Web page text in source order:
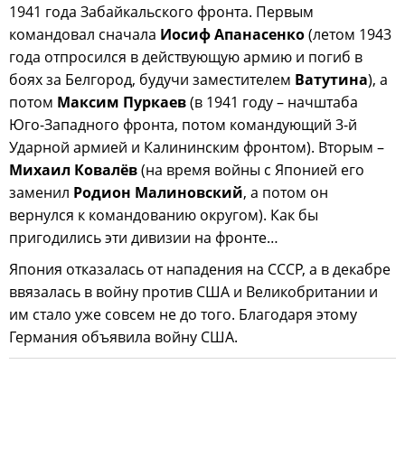
1941 года Забайкальского фронта. Первым
командовал сначала Иосиф Апанасенко(летом 1943
года отпросился в действующую армию и погиб в
боях за Белгород, будучи заместителем Ватутина), а
потом Максим Пуркаев(в 1941 году – начштаба
Юго-Западного фронта, потом командующий 3-й
Ударной армией и Калининским фронтом). Вторым –
Михаил Ковалёв(на время войны с Японией его
заменил Родион Малиновский, а потом он
вернулся к командованию округом). Как бы
пригодились эти дивизии на фронте…
Япония отказалась от нападения на СССР, а в декабре
ввязалась в войну против США и Великобритании и
им стало уже совсем не до того. Благодаря этому
Германия объявила войну США.